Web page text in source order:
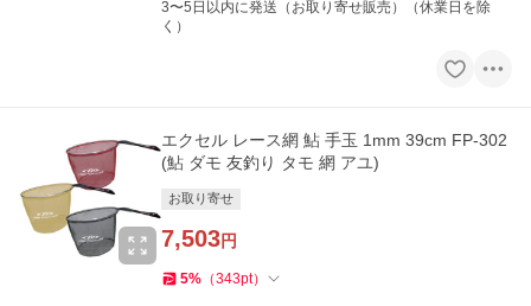
3〜5日以内に発送（お取り寄せ販売）（休業日を除
く）
エクセル レース網 鮎 手玉 1mm 39cm FP-302
(鮎 ダモ 友釣り タモ 網 アユ)
お取り寄せ
7,503円
5% （343pt）